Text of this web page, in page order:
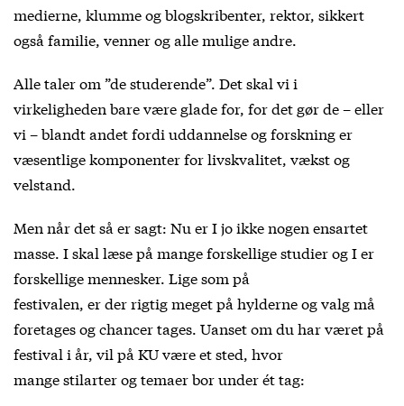
medierne, klumme og blogskribenter, rektor, sikkert
også familie, venner og alle mulige andre.
Alle taler om ”de studerende”. Det skal vi i
virkeligheden bare være glade for, for det gør de – eller
vi – blandt andet fordi uddannelse og forskning er
væsentlige komponenter for livskvalitet, vækst og
velstand.
Men når det så er sagt: Nu er I jo ikke nogen ensartet
masse. I skal læse på mange forskellige studier og I er
forskellige mennesker. Lige som på
festivalen, er der rigtig meget på hylderne og valg må
foretages og chancer tages. Uanset om du har været på
festival i år, vil på KU være et sted, hvor
mange stilarter og temaer bor under ét tag: